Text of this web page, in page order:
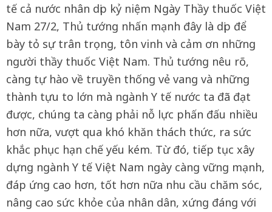
tế cả nước nhân dịp kỷ niệm Ngày Thầy thuốc Việt
Nam 27/2, Thủ tướng nhấn mạnh đây là dịp để
bày tỏ sự trân trọng, tôn vinh và cảm ơn những
người thầy thuốc Việt Nam. Thủ tướng nêu rõ,
càng tự hào về truyền thống vẻ vang và những
thành tựu to lớn mà ngành Y tế nước ta đã đạt
được, chúng ta càng phải nỗ lực phấn đấu nhiều
hơn nữa, vượt qua khó khăn thách thức, ra sức
khắc phục hạn chế yếu kém. Từ đó, tiếp tục xây
dựng ngành Y tế Việt Nam ngày càng vững mạnh,
đáp ứng cao hơn, tốt hơn nữa nhu cầu chăm sóc,
nâng cao sức khỏe của nhân dân, xứng đáng với